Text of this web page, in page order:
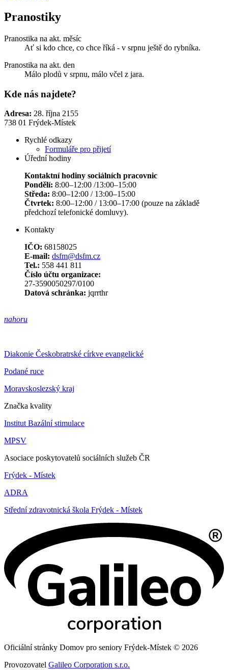
Pranostiky
Pranostika na akt. měsíc
Ať si kdo chce, co chce říká - v srpnu ještě do rybníka.
Pranostika na akt. den
Málo plodů v srpnu, málo včel z jara.
Kde nás najdete?
Adresa: 28. října 2155
738 01 Frýdek-Místek
Rychlé odkazy
Formuláře pro přijetí
Úřední hodiny
Kontaktní hodiny sociálních pracovnic
Pondělí: 8:00–12:00 /13:00–15:00
Středa: 8:00–12:00 / 13:00–15:00
Čtvrtek: 8:00–12:00 / 13:00–17:00 (pouze na základě
předchozí telefonické domluvy).
Kontakty
IČO: 68158025
E-mail: dsfm@dsfm.cz
Tel.: 558 441 811
Číslo účtu organizace:
27-3590050297/0100
Datová schránka: jqrrthr
nahoru
Diakonie Českobratrské církve evangelické
Podané ruce
Moravskoslezský kraj
Značka kvality
Institut Bazální stimulace
MPSV
Asociace poskytovatelů sociálních služeb ČR
Frýdek - Místek
ADRA
Střední zdravotnická škola Frýdek - Místek
Oficiální stránky Domov pro seniory Frýdek-Místek © 2026
Provozovatel Galileo Corporation s.r.o.